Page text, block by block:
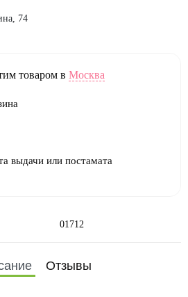
01712
74
товаром в Москва
выдачи или постамата
Отзывы